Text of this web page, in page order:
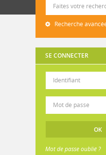
Recherche
SE CONNECTER
Mot de passe oublié ?